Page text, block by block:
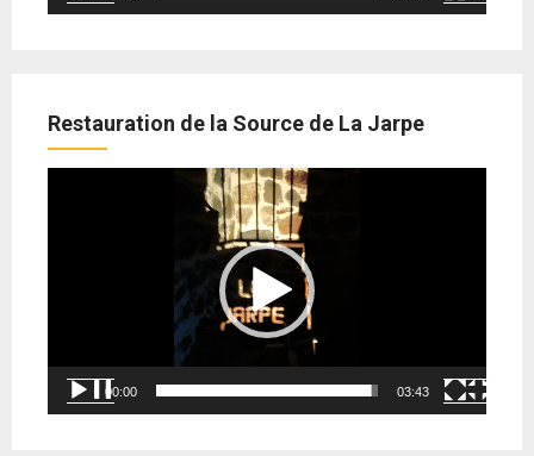
Restauration de la Source de La Jarpe
00:00 03:43